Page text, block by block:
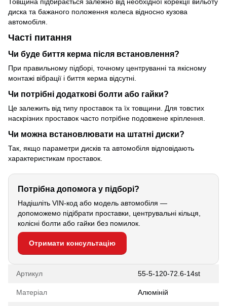
диска та бажаного положення колеса відносно кузова
автомобіля.
Часті питання
Чи буде биття керма після встановлення?
При правильному підборі, точному центруванні та якісному
монтажі вібрації і биття керма відсутні.
Чи потрібні додаткові болти або гайки?
Це залежить від типу проставок та їх товщини. Для товстих
наскрізних проставок часто потрібне подовжене кріплення.
Чи можна встановлювати на штатні диски?
Так, якщо параметри дисків та автомобіля відповідають
характеристикам проставок.
Потрібна допомога у підборі?
Надішліть VIN-код або модель автомобіля —
допоможемо підібрати проставки, центрувальні кільця,
колісні болти або гайки без помилок.
Отримати консультацію
Артикул 55-5-120-72.6-14st
Матеріал Алюміній